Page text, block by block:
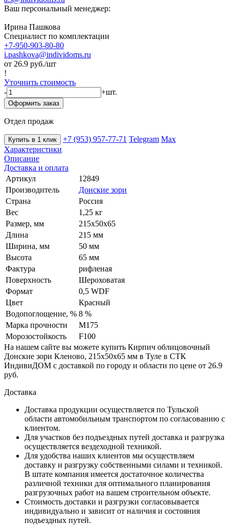
Ваш персональный менеджер:
Ирина Пашкова
Специалист по комплектации
+7-950-903-80-80
i.pashkova@individoms.ru
от 26.9 руб./шт
!
Уточнить стоимость
-
+шт.
Оформить заказ
Отдел продаж
Купить в 1 клик +7 (953) 957-77-71 Telegram Max
Характеристики
Описание
Доставка и оплата
Артикул
12849
Производитель
Донские зори
Страна
Россия
Вес
1,25 кг
Размер, мм
215х50х65
Длина
215 мм
Ширина, мм
50 мм
Высота
65 мм
Фактура
рифленая
Поверхность
Шероховатая
Формат
0,5 WDF
Цвет
Красный
Водопоглощение, % 8 %
Марка прочности
М175
Морозостойкость
F100
На нашем сайте вы можете купить Кирпич облицовочный
Донские зори Кленово, 215х50х65 мм в Туле в СТК
ИндивиДОМ с доставкой по городу и области по цене от 26.9
руб.
Доставка
Доставка продукции осуществляется по Тульской
области автомобильным транспортом по согласованию с
клиентом.
Для участков без подъездных путей доставка и разгрузка
осуществляется вездеходной техникой.
Для удобства наших клиентов мы осуществляем
доставку и разгрузку собственными силами и техникой.
В штате компания имеется достаточное количества
различной техники для оптимального планирования
разгрузочных работ на вашем строительном объекте.
Стоимость доставки и разгрузки согласовывается
индивидуально и зависит от наличия и состояния
подъездных путей.